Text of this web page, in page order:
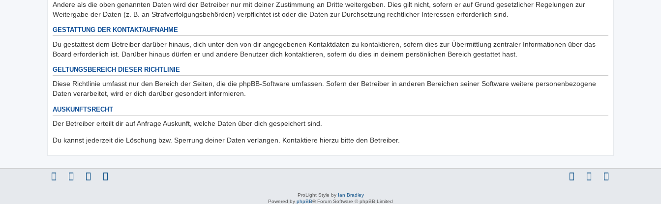
Andere als die oben genannten Daten wird der Betreiber nur mit deiner Zustimmung an Dritte weitergeben. Dies gilt nicht, sofern er auf Grund gesetzlicher Regelungen zur
Weitergabe der Daten (z. B. an Strafverfolgungsbehörden) verpflichtet ist oder die Daten zur Durchsetzung rechtlicher Interessen erforderlich sind.
GESTATTUNG DER KONTAKTAUFNAHME
Du gestattest dem Betreiber darüber hinaus, dich unter den von dir angegebenen Kontaktdaten zu kontaktieren, sofern dies zur Übermittlung zentraler Informationen über das
Board erforderlich ist. Darüber hinaus dürfen er und andere Benutzer dich kontaktieren, sofern du dies in deinem persönlichen Bereich gestattet hast.
GELTUNGSBEREICH DIESER RICHTLINIE
Diese Richtlinie umfasst nur den Bereich der Seiten, die die phpBB-Software umfassen. Sofern der Betreiber in anderen Bereichen seiner Software weitere personenbezogene
Daten verarbeitet, wird er dich darüber gesondert informieren.
AUSKUNFTSRECHT
Der Betreiber erteilt dir auf Anfrage Auskunft, welche Daten über dich gespeichert sind.
Du kannst jederzeit die Löschung bzw. Sperrung deiner Daten verlangen. Kontaktiere hierzu bitte den Betreiber.
ProLight Style by Ian Bradley
Powered by phpBB® Forum Software © phpBB Limited